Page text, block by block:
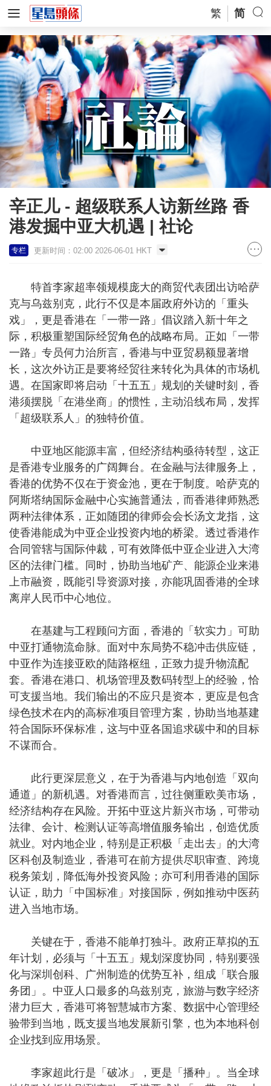
繁 简
辛正儿 - 超级联系人访新丝路 香
港发掘中亚大机遇 | 社论
专栏 更新时间：02:00 2026-06-01 HKT
特首李家超率领规模庞大的商贸代表团出访哈萨
克与乌兹别克，此行不仅是本届政府外访的「重头
戏」，更是香港在「一带一路」倡议踏入新十年之
际，积极重塑国际经贸角色的战略布局。正如「一带
一路」专员何力治所言，香港与中亚贸易额显著增
长，这次外访正是要将经贸往来转化为具体的市场机
遇。在国家即将启动「十五五」规划的关键时刻，香
港须摆脱「在港坐商」的惯性，主动沿线布局，发挥
「超级联系人」的独特价值。
中亚地区能源丰富，但经济结构亟待转型，这正
是香港专业服务的广阔舞台。在金融与法律服务上，
香港的优势不仅在于资金池，更在于制度。哈萨克的
阿斯塔纳国际金融中心实施普通法，而香港律师熟悉
两种法律体系，正如随团的律师会会长汤文龙指，这
使香港能成为中亚企业投资内地的桥梁。透过香港作
合同管辖与国际仲裁，可有效降低中亚企业进入大湾
区的法律门槛。同时，协助当地矿产、能源企业来港
上市融资，既能引导资源对接，亦能巩固香港的全球
离岸人民币中心地位。
在基建与工程顾问方面，香港的「软实力」可助
中亚打通物流命脉。面对中东局势不稳冲击供应链，
中亚作为连接亚欧的陆路枢纽，正致力提升物流配
套。香港在港口、机场管理及数码转型上的经验，恰
可支援当地。我们输出的不应只是资本，更应是包含
绿色技术在内的高标准项目管理方案，协助当地基建
符合国际环保标准，这与中亚各国追求碳中和的目标
不谋而合。
此行更深层意义，在于为香港与内地创造「双向
通道」的新机遇。对香港而言，过往侧重欧美市场，
经济结构存在风险。开拓中亚这片新兴市场，可带动
法律、会计、检测认证等高增值服务输出，创造优质
就业。对内地企业，特别是正积极「走出去」的大湾
区科创及制造业，香港可在前方提供尽职审查、跨境
税务策划，降低海外投资风险；亦可利用香港的国际
认证，助力「中国标准」对接国际，例如推动中医药
进入当地市场。
关键在于，香港不能单打独斗。政府正草拟的五
年计划，必须与「十五五」规划深度协同，特别要强
化与深圳创科、广州制造的优势互补，组成「联合服
务团」。中亚人口最多的乌兹别克，旅游与数字经济
潜力巨大，香港可将智慧城市方案、数据中心管理经
验带到当地，既支援当地发展新引擎，也为本地科创
企业找到应用场景。
李家超此行是「破冰」，更是「播种」。当全球